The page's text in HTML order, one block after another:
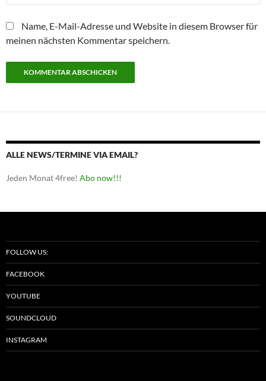
Name, E-Mail-Adresse und Website in diesem Browser für
meinen nächsten Kommentar speichern.
ALLE NEWS/TERMINE VIA EMAIL?
Jeden Monat 4free! Abo now!!!
FOLLOW US:
FACEBOOK
YOUTUBE
SOUNDCLOUD
INSTAGRAM